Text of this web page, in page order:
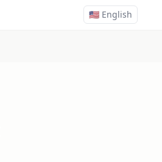
🇺🇸 English